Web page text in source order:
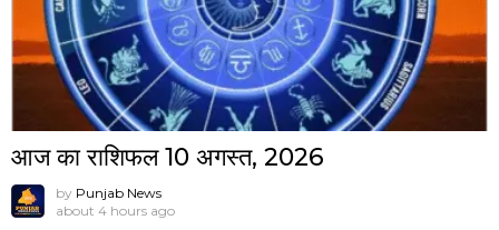
आज का राशिफल 10 अगस्त, 2026
by Punjab News
about 4 hours ago